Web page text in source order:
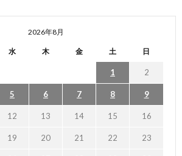
2026年8月
水 木 金 土 日
1 2
5 6 7 8 9
12 13 14 15 16
19 20 21 22 23